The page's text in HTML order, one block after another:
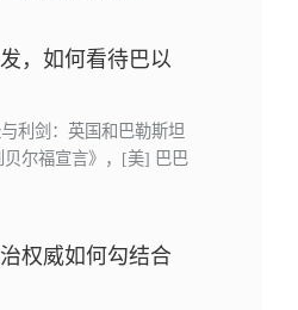
，如何看待巴以
利剑：英国和巴勒斯坦
尔福宣言》，[美] 巴巴
权威如何勾结合